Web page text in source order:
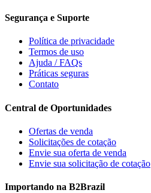
Segurança e Suporte
Política de privacidade
Termos de uso
Ajuda / FAQs
Práticas seguras
Contato
Central de Oportunidades
Ofertas de venda
Solicitações de cotação
Envie sua oferta de venda
Envie sua solicitação de cotação
Importando na B2Brazil